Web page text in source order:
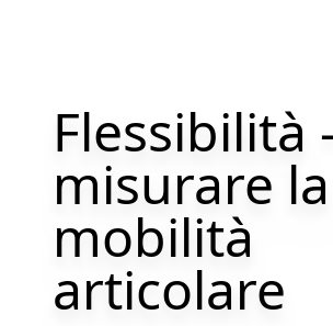
Flessibilità
misurare la
mobilità
articolare